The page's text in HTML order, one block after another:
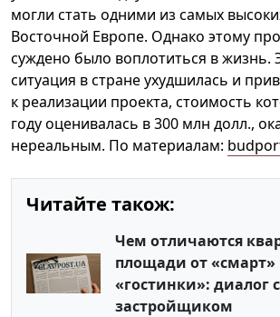
могли стать одними из самых
Восточной Европе. Однако этому
суждено было воплотиться в жизнь.
ситуация в стране ухудшилась и
к реализации проекта, стоимость
году оценивалась в 300 млн долл.,
нереальным. По материалам:
Читайте також:
Чем отличаются
площади от «смарт»
«гостинки»: диалог с
застройщиком